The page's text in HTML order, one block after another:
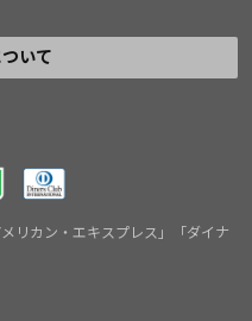
いて
リカン・エキスプレス」「ダイナ